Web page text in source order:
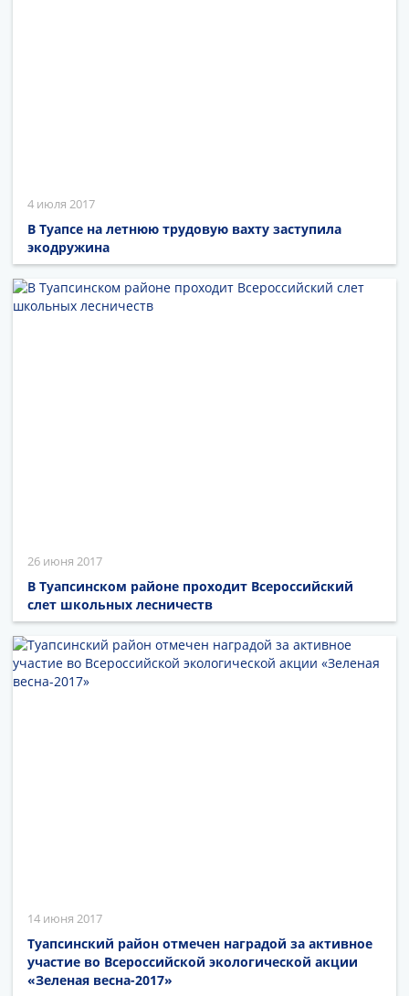
4 июля 2017
В Туапсе на летнюю трудовую вахту заступила
экодружина
26 июня 2017
В Туапсинском районе проходит Всероссийский
слет школьных лесничеств
14 июня 2017
Туапсинский район отмечен наградой за активное
участие во Всероссийской экологической акции
«Зеленая весна-2017»